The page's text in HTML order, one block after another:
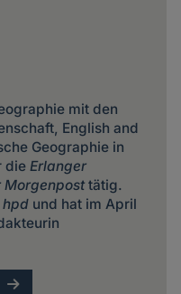
mit den
English and
Geographie in
die Erlanger
Morgenposttätig.
hpdund hat im April